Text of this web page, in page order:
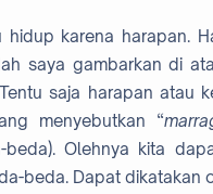
karena harapan.
saya gambarkan di
saja harapan atau
menyebutkan “
Olehnya kita
beda. Dapat dikatakan